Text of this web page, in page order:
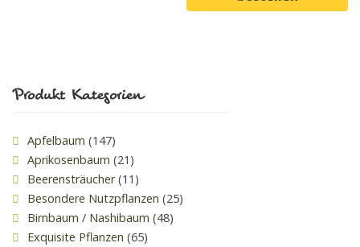
Produkt Kategorien
Apfelbaum (147)
Aprikosenbaum (21)
Beerensträucher (11)
Besondere Nutzpflanzen (25)
Birnbaum / Nashibaum (48)
Exquisite Pflanzen (65)